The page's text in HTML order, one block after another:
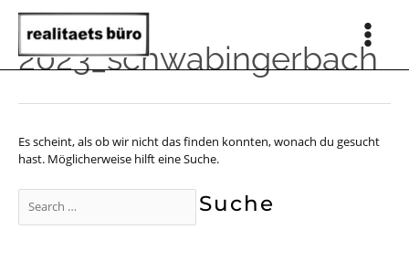
springen
Main
2023_schwabingerbach
Es scheint, als ob wir nicht das finden konnten, wonach du gesucht
hast. Möglicherweise hilft eine Suche.
nach: